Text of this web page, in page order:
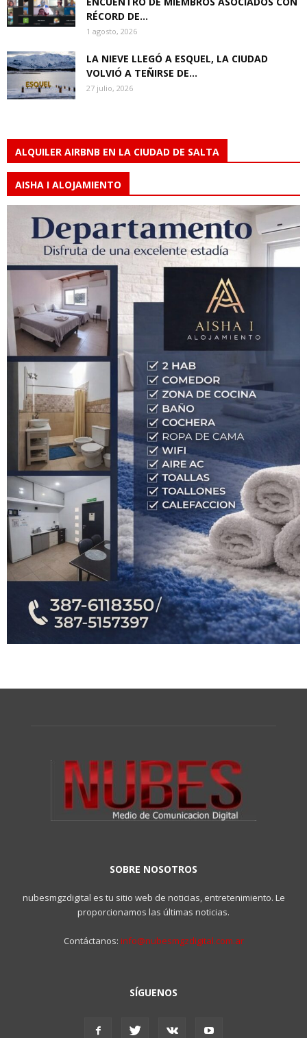
RÉCORD DE...
1 agosto, 2026
LA NIEVE LLEGÓ A ESQUEL, LA CIUDAD
VOLVIÓ A TEÑIRSE DE...
27 julio, 2026
ALQUILER AIRBNB EN LA CIUDAD DE SALTA
AISHA I ALOJAMIENTO
SOBRE NOSOTROS
nubesmgzdigital es tu sitio web de noticias, entretenimiento. Le
proporcionamos las últimas noticias.
Contáctanos: info@nubesmgzdigital.com.ar
SÍGUENOS